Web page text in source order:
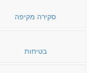
סקירה מקיפה
בטיחות